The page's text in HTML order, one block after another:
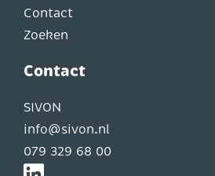
Contact
Zoeken
Contact
SIVON
info@sivon.nl
079 329 68 00